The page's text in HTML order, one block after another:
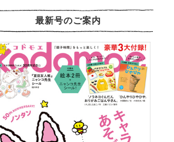
最新号のご案内